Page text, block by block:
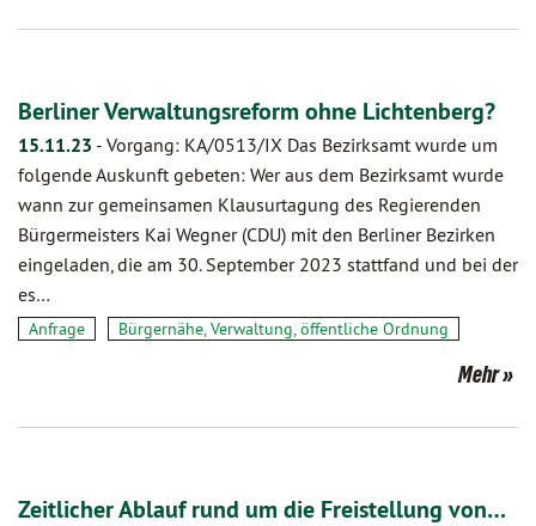
Berliner Verwaltungsreform ohne Lichtenberg?
15.11.23 - Vorgang: KA/0513/IX Das Bezirksamt wurde um
folgende Auskunft gebeten: Wer aus dem Bezirksamt wurde
wann zur gemeinsamen Klausurtagung des Regierenden
Bürgermeisters Kai Wegner (CDU) mit den Berliner Bezirken
eingeladen, die am 30. September 2023 stattfand und bei der
es…
Anfrage Bürgernähe, Verwaltung, öffentliche Ordnung
Mehr
Zeitlicher Ablauf rund um die Freistellung von…